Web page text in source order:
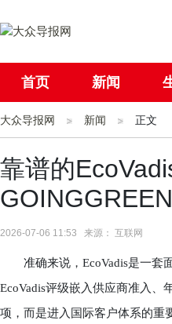
首页 新闻
社会 国际
大众导报网 新闻 正文
靠谱的
2026-07-06 11:53 来源： 互联网
准确来说，EcoVadis是一套面
EcoVadis评级嵌入供应商准入、
项，而是进入国际客户体系的重